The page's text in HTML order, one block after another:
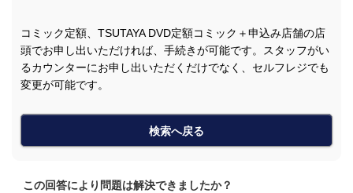
コミック定額、TSUTAYA DVD定額コミック＋申込み店舗の店
頭でお申し出いただければ、手続きが可能です。スタッフがい
るカウンターにお申し出いただくだけでなく、セルフレジでも
変更が可能です。
検索へ戻る
この回答により問題は解決できましたか？